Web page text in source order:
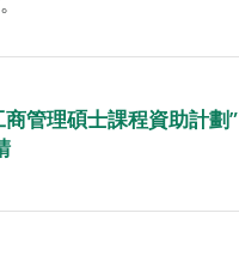
商管理碩士課程資助計劃”